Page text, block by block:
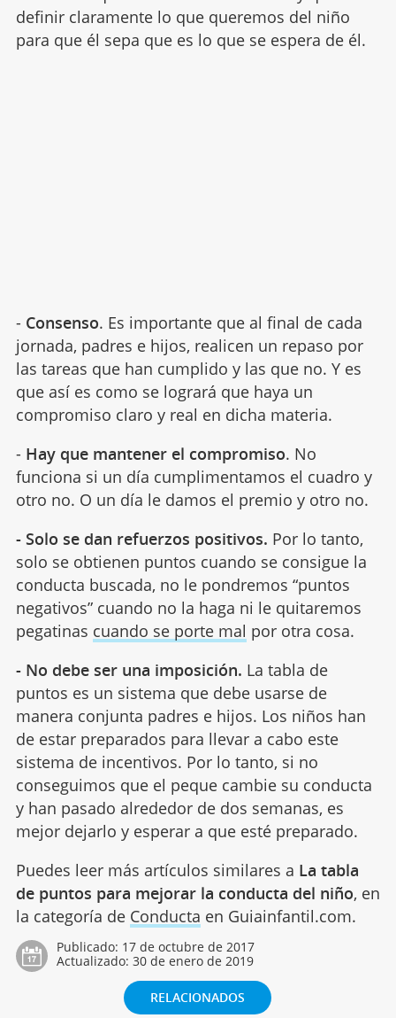
definir claramente lo que queremos del niño
para que él sepa que es lo que se espera de él.
- Consenso. Es importante que al final de cada
jornada, padres e hijos, realicen un repaso por
las tareas que han cumplido y las que no. Y es
que así es como se logrará que haya un
compromiso claro y real en dicha materia.
- Hay que mantener el compromiso. No
funciona si un día cumplimentamos el cuadro y
otro no. O un día le damos el premio y otro no.
- Solo se dan refuerzos positivos. Por lo tanto,
solo se obtienen puntos cuando se consigue la
conducta buscada, no le pondremos “puntos
negativos” cuando no la haga ni le quitaremos
pegatinas cuando se porte mal por otra cosa.
- No debe ser una imposición. La tabla de
puntos es un sistema que debe usarse de
manera conjunta padres e hijos. Los niños han
de estar preparados para llevar a cabo este
sistema de incentivos. Por lo tanto, si no
conseguimos que el peque cambie su conducta
y han pasado alrededor de dos semanas, es
mejor dejarlo y esperar a que esté preparado.
Puedes leer más artículos similares a La tabla
de puntos para mejorar la conducta del niño, en
la categoría de Conducta en Guiainfantil.com.
Publicado: 17 de octubre de 2017
Actualizado: 30 de enero de 2019
RELACIONADOS